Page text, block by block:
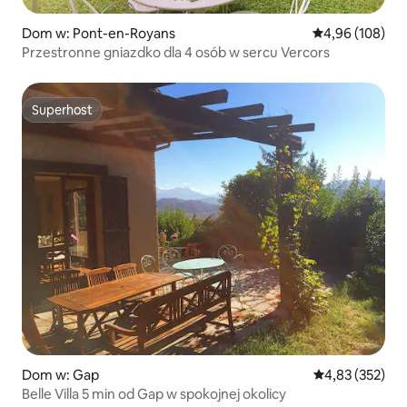
Dom w: Pont-en-Royans Średnia
4,96 (108)
Przestronne gniazdko dla 4 osób w sercu Vercors
Superhost
Superhost
Dom w: Gap Średnia
4,83 (352)
Belle Villa 5 min od Gap w spokojnej okolicy